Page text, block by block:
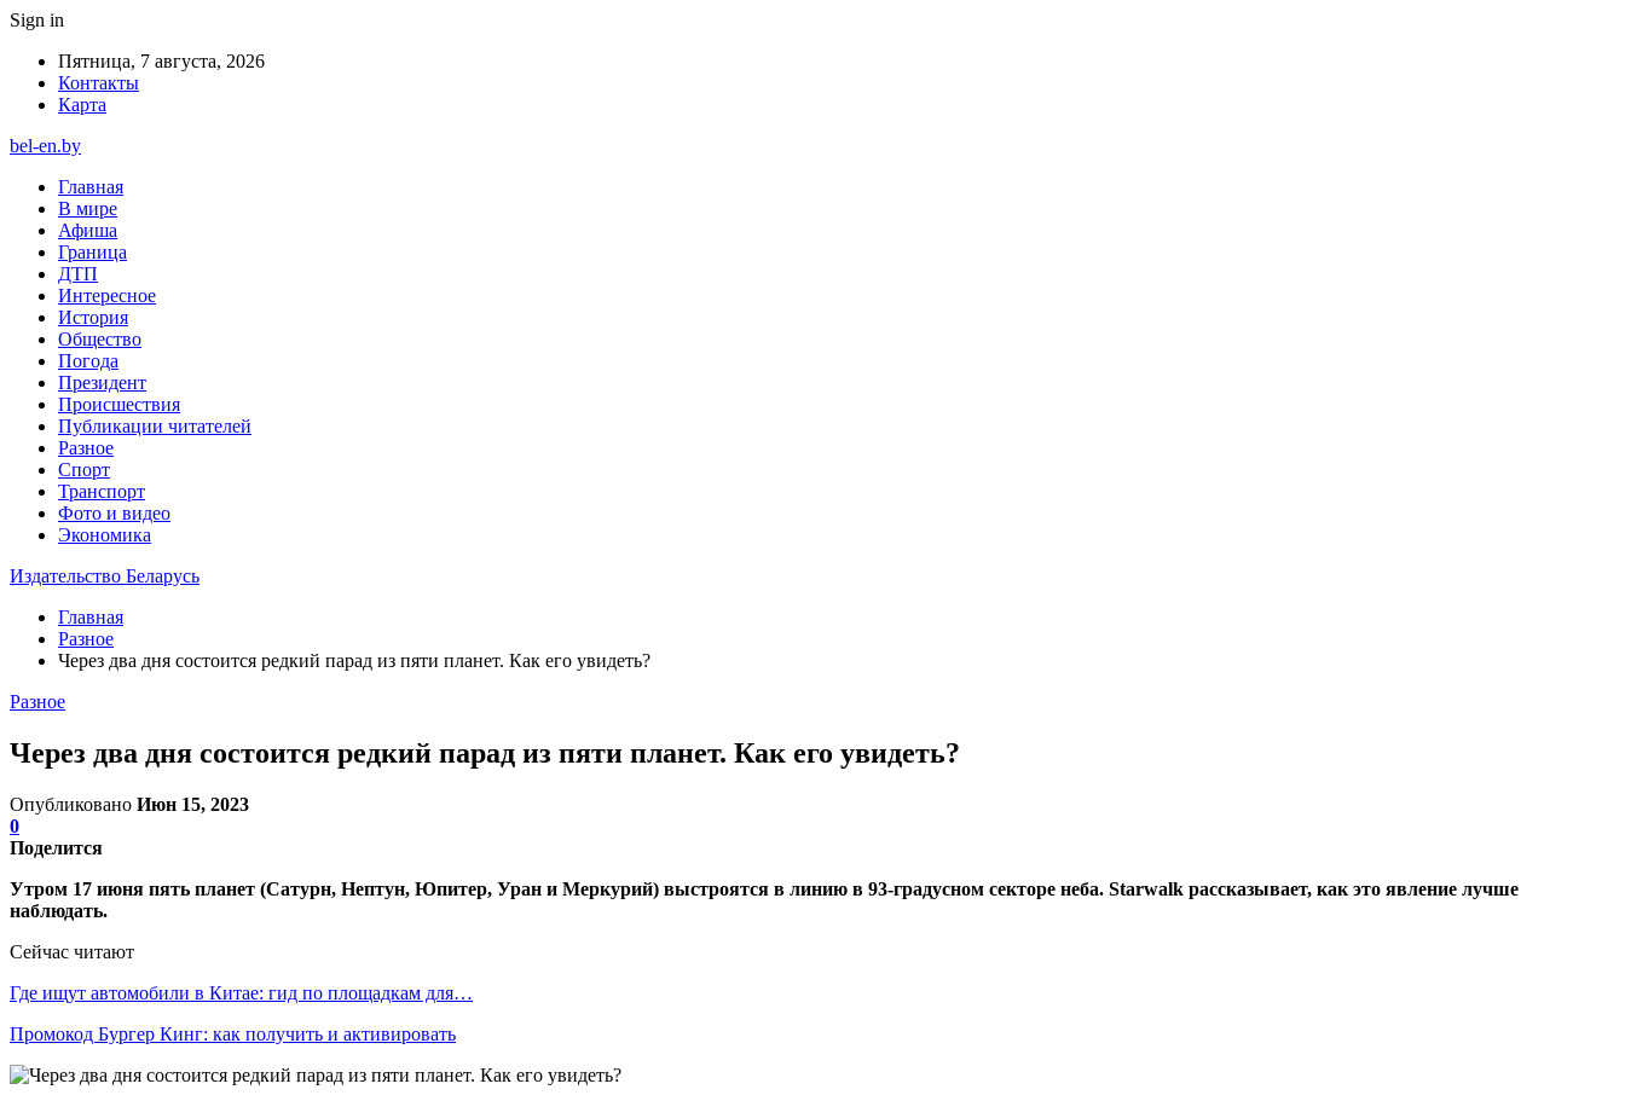
Sign in
Пятница, 7 августа, 2026
Контакты
Карта
bel-en.by
Главная
В мире
Афиша
Граница
ДТП
Интересное
История
Общество
Погода
Президент
Происшествия
Публикации читателей
Разное
Спорт
Транспорт
Фото и видео
Экономика
Издательство Беларусь
Главная
Разное
Через два дня состоится редкий парад из пяти планет. Как его увидеть?
Разное
Через два дня состоится редкий парад из пяти планет. Как его увидеть?
Опубликовано Июн 15, 2023
0
Поделится
Утром 17 июня пять планет (Сатурн, Нептун, Юпитер, Уран и Меркурий) выстроятся в линию в 93-градусном секторе неба. Starwalk рассказывает, как это явление лучше
наблюдать.
Сейчас читают
Где ищут автомобили в Китае: гид по площадкам для…
Промокод Бургер Кинг: как получить и активировать